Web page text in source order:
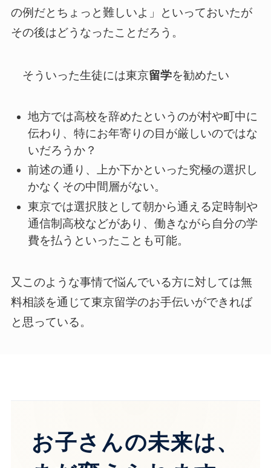
の例だとちょっと難しいよ」といっておいたが
その後はどうなったことだろう。
そういった生徒には東京留学を勧めたい
地方では高校を辞めたというのが村や町中に
伝わり、特にお年寄りの目が厳しいのではな
いだろうか？
前述の通り、上か下かといった究極の選択し
かなくその中間層がない。
東京では選択肢として朝から通える定時制や
通信制高校などがあり、働きながら自分の学
費を払うといったことも可能。
又このような事情で悩んでいる方に対しては無
料相談を通じて東京留学のお手伝いができれば
と思っている。
お子さんの未来は、